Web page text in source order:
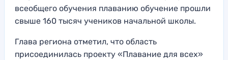
всеобщего обучения плаванию обучение прошли
свыше 160 тысяч учеников начальной школы.
Глава региона отметил, что область
присоединилась проекту «Плавание для всех»